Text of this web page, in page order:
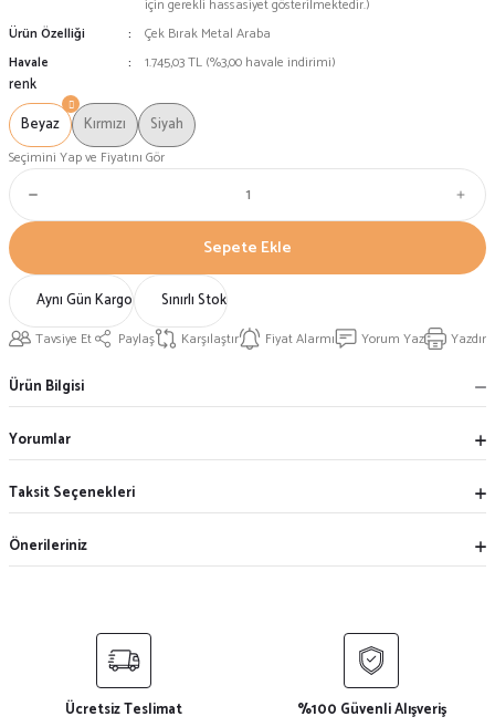
için gerekli hassasiyet gösterilmektedir.)
Ürün Özelliği
Çek Bırak Metal Araba
Havale
1.745,03 TL (%3,00 havale indirimi)
renk
Beyaz
Kırmızı Siyah
Seçimini Yap ve Fiyatını Gör
Sepete Ekle
Aynı Gün Kargo Sınırlı Stok
Tavsiye Et Paylaş Karşılaştır Fiyat Alarmı Yorum Yaz Yazdır
Ürün Bilgisi
Yorumlar
Taksit Seçenekleri
Önerileriniz
Ücretsiz Teslimat %100 Güvenli Alışveriş